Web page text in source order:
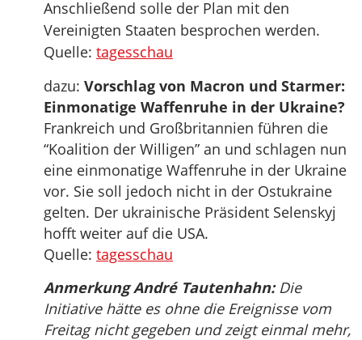
Anschließend solle der Plan mit den
Vereinigten Staaten besprochen werden.
Quelle: tagesschau
dazu: Vorschlag von Macron und Starmer:
Einmonatige Waffenruhe in der Ukraine?
Frankreich und Großbritannien führen die
“Koalition der Willigen” an und schlagen nun
eine einmonatige Waffenruhe in der Ukraine
vor. Sie soll jedoch nicht in der Ostukraine
gelten. Der ukrainische Präsident Selenskyj
hofft weiter auf die USA.
Quelle: tagesschau
Anmerkung André Tautenhahn:Die
Initiative hätte es ohne die Ereignisse vom
Freitag nicht gegeben und zeigt einmal mehr,